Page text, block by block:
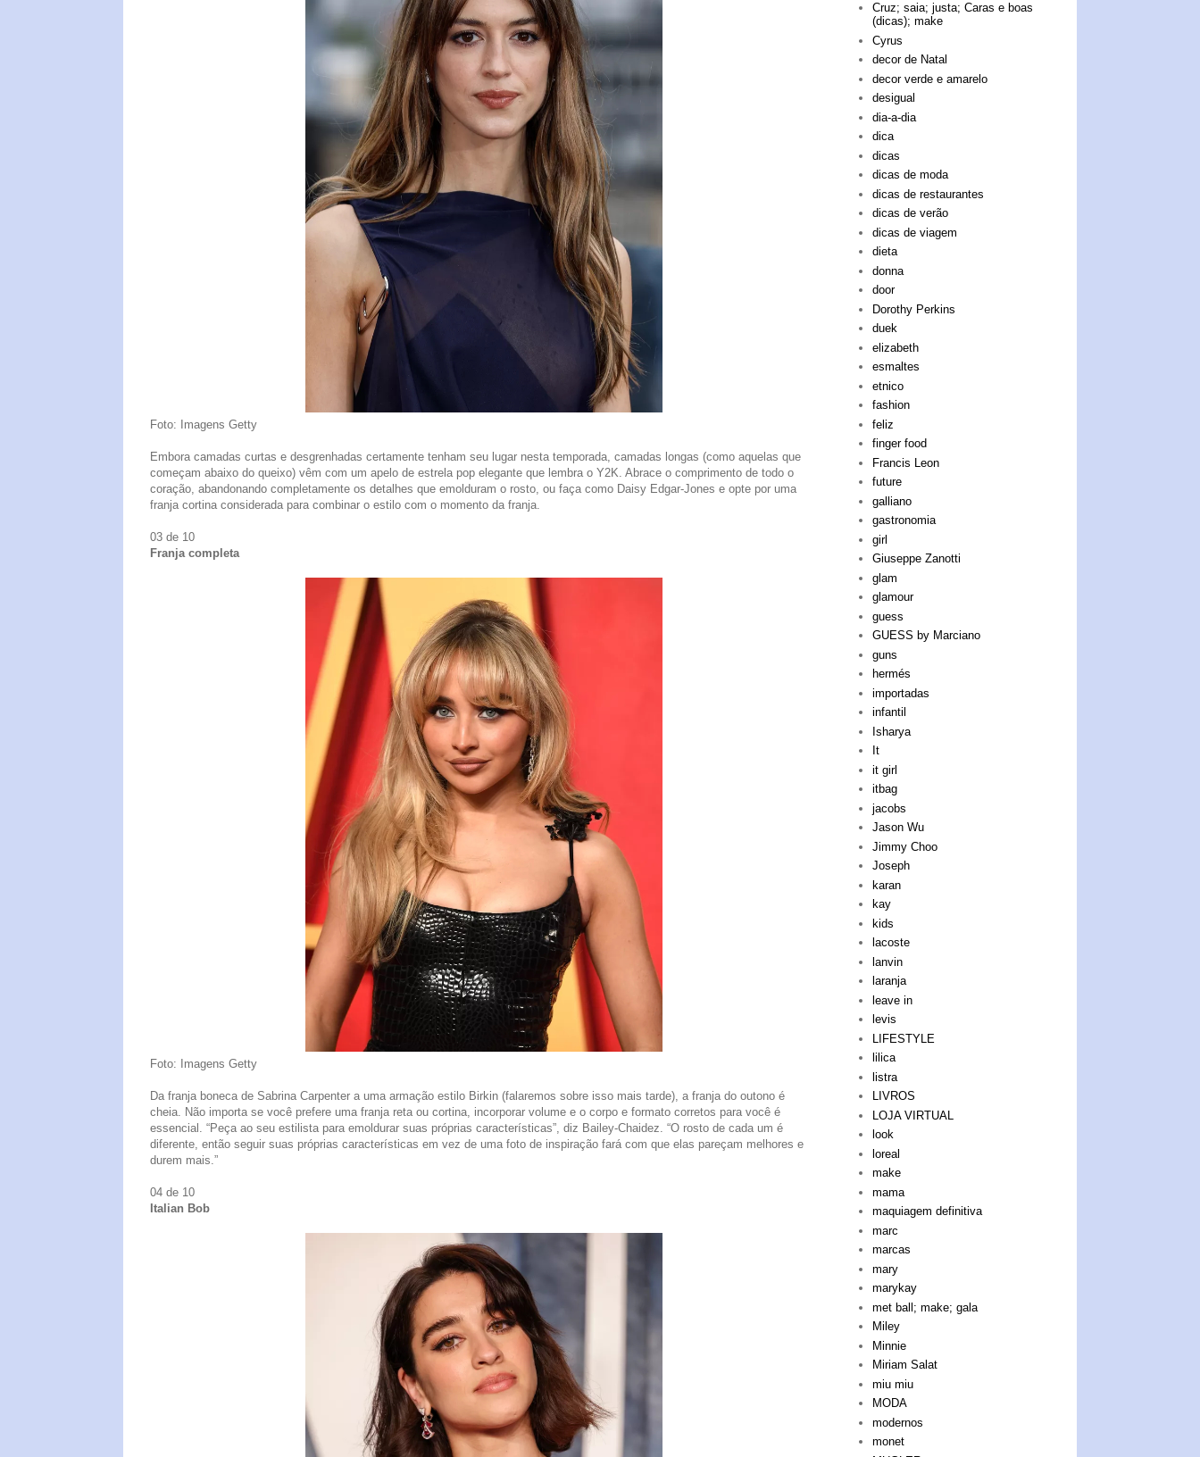
Foto: Imagens Getty
Embora camadas curtas e desgrenhadas certamente tenham seu lugar nesta temporada, camadas longas (como aquelas que
começam abaixo do queixo) vêm com um apelo de estrela pop elegante que lembra o Y2K. Abrace o comprimento de todo o
coração, abandonando completamente os detalhes que emolduram o rosto, ou faça como Daisy Edgar-Jones e opte por uma
franja cortina considerada para combinar o estilo com o momento da franja.
03 de 10
Franja completa
Foto: Imagens Getty
Da franja boneca de Sabrina Carpenter a uma armação estilo Birkin (falaremos sobre isso mais tarde), a franja do outono é
cheia. Não importa se você prefere uma franja reta ou cortina, incorporar volume e o corpo e formato corretos para você é
essencial. “Peça ao seu estilista para emoldurar suas próprias características”, diz Bailey-Chaidez. “O rosto de cada um é
diferente, então seguir suas próprias características em vez de uma foto de inspiração fará com que elas pareçam melhores e
durem mais.”
04 de 10
Italian Bob
Cruz; saia; justa; Caras e boas
(dicas); make
Cyrus
decor de Natal
decor verde e amarelo
desigual
dia-a-dia
dica
dicas
dicas de moda
dicas de restaurantes
dicas de verão
dicas de viagem
dieta
donna
door
Dorothy Perkins
duek
elizabeth
esmaltes
etnico
fashion
feliz
finger food
Francis Leon
future
galliano
gastronomia
girl
Giuseppe Zanotti
glam
glamour
guess
GUESS by Marciano
guns
hermés
importadas
infantil
Isharya
It
it girl
itbag
jacobs
Jason Wu
Jimmy Choo
Joseph
karan
kay
kids
lacoste
lanvin
laranja
leave in
levis
LIFESTYLE
lilica
listra
LIVROS
LOJA VIRTUAL
look
loreal
make
mama
maquiagem definitiva
marc
marcas
mary
marykay
met ball; make; gala
Miley
Minnie
Miriam Salat
miu miu
MODA
modernos
monet